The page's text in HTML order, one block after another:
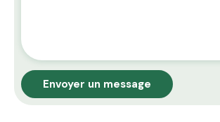
Envoyer un message